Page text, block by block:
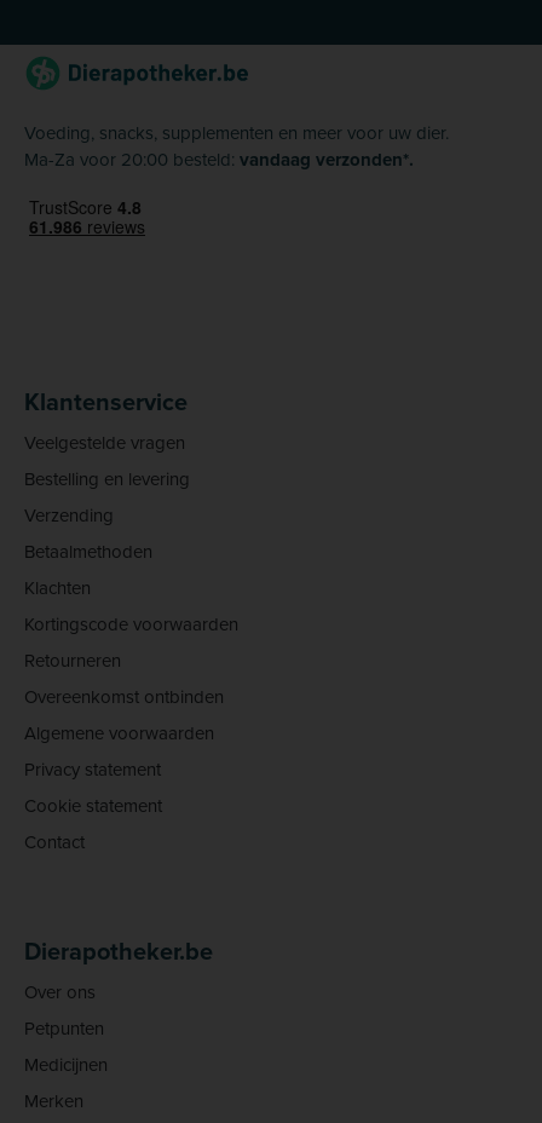
Voeding, snacks, supplementen en meer voor uw dier.
Ma-Za voor 20:00 besteld: vandaag verzonden*.
Klantenservice
Veelgestelde vragen
Bestelling en levering
Verzending
Betaalmethoden
Klachten
Kortingscode voorwaarden
Retourneren
Overeenkomst ontbinden
Algemene voorwaarden
Privacy statement
Cookie statement
Contact
Dierapotheker.be
Over ons
Petpunten
Medicijnen
Merken